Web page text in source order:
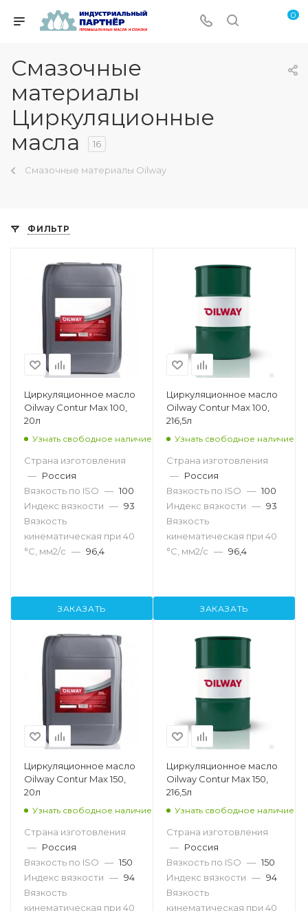
0
Смазочные
материалы
Циркуляционные
масла
16
Смазочные материалы Oilway
ФИЛЬТР
Циркуляционное масло
Oilway Contur Max 100,
20л
Узнать свободное наличие
Страна изготовления
— Россия
Вязкость по ISO — 100
Индекс вязкости — 93
Вязкость
кинематическая при 40
°С, мм2/с — 96,4
ЗАКАЗАТЬ
Циркуляционное масло
Oilway Contur Max 100,
216,5л
Узнать свободное наличие
Страна изготовления
— Россия
Вязкость по ISO — 100
Индекс вязкости — 93
Вязкость
кинематическая при 40
°С, мм2/с — 96,4
ЗАКАЗАТЬ
Циркуляционное масло
Oilway Contur Max 150,
20л
Узнать свободное наличие
Страна изготовления
— Россия
Вязкость по ISO — 150
Индекс вязкости — 94
Вязкость
кинематическая при 40
Циркуляционное масло
Oilway Contur Max 150,
216,5л
Узнать свободное наличие
Страна изготовления
— Россия
Вязкость по ISO — 150
Индекс вязкости — 94
Вязкость
кинематическая при 40